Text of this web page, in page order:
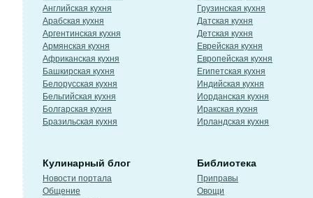
Английская кухня
Арабская кухня
Аргентинская кухня
Армянская кухня
Африканская кухня
Башкирская кухня
Белорусская кухня
Бельгийская кухня
Болгарская кухня
Бразильская кухня
Грузинская кухня
Датская кухня
Детская кухня
Еврейская кухня
Европейская кухня
Египетская кухня
Индийская кухня
Иорданская кухня
Иракская кухня
Ирландская кухня
Кулинарный блог
Новости портала
Общение
Библиотека
Приправы
Овощи